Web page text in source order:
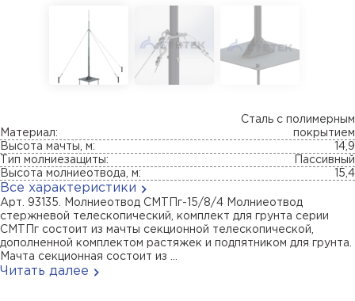
Материал:
Сталь с полимерным
покрытием
Высота мачты, м:
14,9
Тип молниезащиты:
Пассивный
Высота молниеотвода, м:
15,4
Все характеристики
Арт. 93135. Молниеотвод СМТПг-15/8/4 Молниеотвод
стержневой телескопический, комплект для грунта серии
СМТПг состоит из мачты секционной телескопической,
дополненной комплектом растяжек и подпятником для грунта.
Мачта секционная состоит из ...
Читать далее